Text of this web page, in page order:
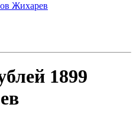
Жихарев
1899